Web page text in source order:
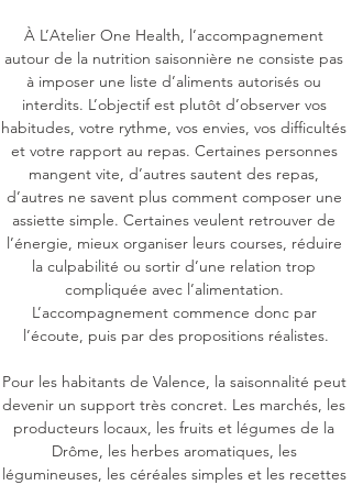
À L’Atelier One Health, l’accompagnement
autour de la nutrition saisonnière ne consiste pas
à imposer une liste d’aliments autorisés ou
interdits. L’objectif est plutôt d’observer vos
habitudes, votre rythme, vos envies, vos difficultés
et votre rapport au repas. Certaines personnes
mangent vite, d’autres sautent des repas,
d’autres ne savent plus comment composer une
assiette simple. Certaines veulent retrouver de
l’énergie, mieux organiser leurs courses, réduire
la culpabilité ou sortir d’une relation trop
compliquée avec l’alimentation.
L’accompagnement commence donc par
l’écoute, puis par des propositions réalistes.
Pour les habitants de Valence, la saisonnalité peut
devenir un support très concret. Les marchés, les
producteurs locaux, les fruits et légumes de la
Drôme, les herbes aromatiques, les
légumineuses, les céréales simples et les recettes